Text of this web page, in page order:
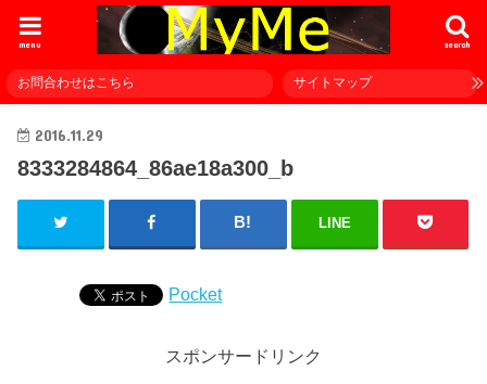
search
menu
お問合わせはこちら サイトマップ
2016.11.29
8333284864_86ae18a300_b
LINE
Pocket
スポンサードリンク